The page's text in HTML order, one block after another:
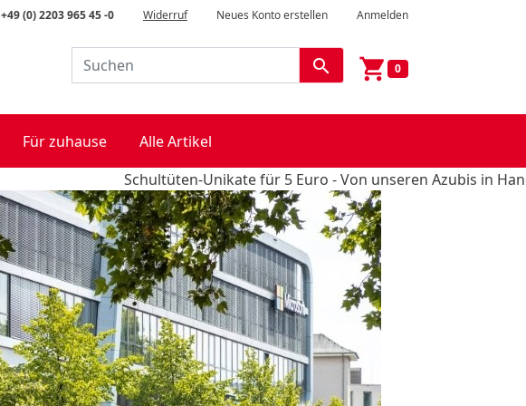
+49 (0) 2203 965 45 -0 Widerruf Neues Konto erstellen Anmelden
search shopping_cart 0
Für zuhause
Alle Artikel
Schultüten-Unikate für 5 Euro - Von unseren Azubis in